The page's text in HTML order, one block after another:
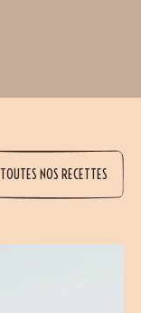
TOUTES NOS RECETTES